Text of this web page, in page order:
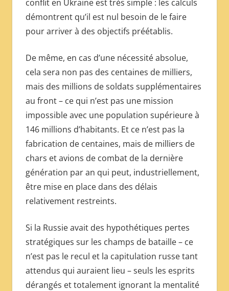
conflit en Ukraine est très simple : les calculs
démontrent qu’il est nul besoin de le faire
pour arriver à des objectifs préétablis.
De même, en cas d’une nécessité absolue,
cela sera non pas des centaines de milliers,
mais des millions de soldats supplémentaires
au front – ce qui n’est pas une mission
impossible avec une population supérieure à
146 millions d’habitants. Et ce n’est pas la
fabrication de centaines, mais de milliers de
chars et avions de combat de la dernière
génération par an qui peut, industriellement,
être mise en place dans des délais
relativement restreints.
Si la Russie avait des hypothétiques pertes
stratégiques sur les champs de bataille – ce
n’est pas le recul et la capitulation russe tant
attendus qui auraient lieu – seuls les esprits
dérangés et totalement ignorant la mentalité